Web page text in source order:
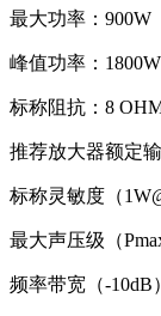
最大功率：900W
峰值功率：1800W
标称阻抗：8
推荐放大器额定
标称灵敏度（
最大声压级（
频率带宽（-